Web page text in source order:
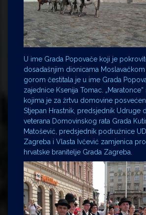
U ime Grada Popovače koji je
dosadašnjim dionicama
gorom čestitala je u ime Grada
zajednice Ksenija Tomac.
kojima je za žrtvu domovine
Stjepan Hrastnik, predsjednik Udruge
veterana Domovinskog rata Grada
Matošević, predsjednik podružnice
Zagreba i Vlasta Ivčević zamjenica
hrvatske branitelje Grada Zagreba.